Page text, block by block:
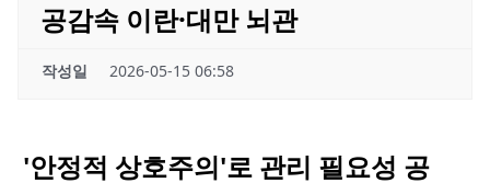
공감속 이란·대만 뇌관
작성일 2026-05-15 06:58
'안정적 상호주의'로 관리 필요성 공